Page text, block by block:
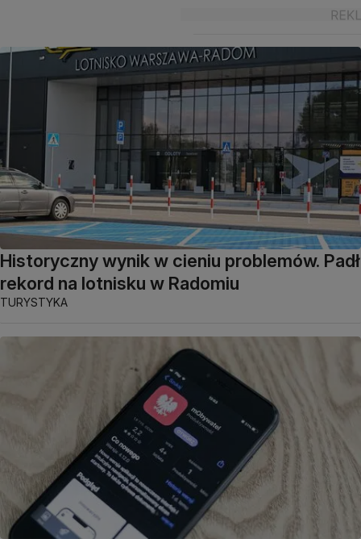
Historyczny wynik w cieniu problemów. Padł
rekord na lotnisku w Radomiu
TURYSTYKA